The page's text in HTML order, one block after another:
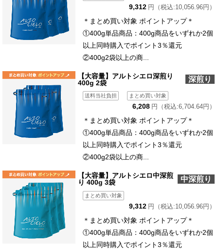
9,312 円（税込:10,056.96円）
＊まとめ買い対象 ポイントアップ＊
①400g単品商品：400g商品をいずれか2個
以上同時購入でポイント3％還元
②400g2袋以上の商...
【大容量】アルトシエロ深煎り
400g 2袋
深煎り
送料当社負担 まとめ買い対象
6,208 円（税込:6,704.64円）
＊まとめ買い対象 ポイントアップ＊
①400g単品商品：400g商品をいずれか2個
以上同時購入でポイント3％還元
②400g2袋以上の商...
【大容量】アルトシエロ中深煎
り 400g 3袋
中深煎り
まとめ買い対象
9,312 円（税込:10,056.96円）
＊まとめ買い対象 ポイントアップ＊
①400g単品商品：400g商品をいずれか2個
以上同時購入でポイント3％還元